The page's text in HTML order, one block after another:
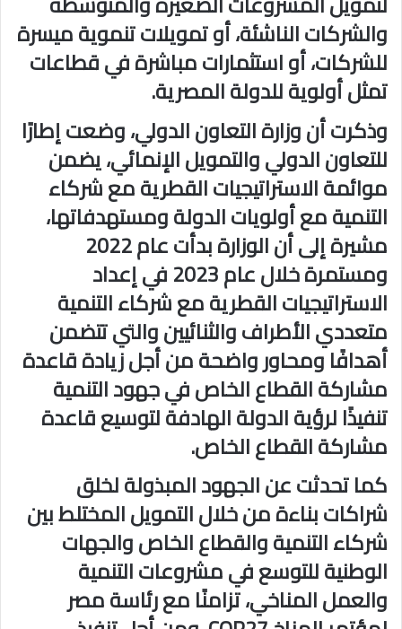
والشركات الناشئة، أو تمويلات تنموية ميسرة
للشركات، أو استثمارات مباشرة في قطاعات
تمثل أولوية للدولة المصرية.
وذكرت أن وزارة التعاون الدولي، وضعت إطارًا
للتعاون الدولي والتمويل الإنمائي، يضمن
موائمة الاستراتيجيات القطرية مع شركاء
التنمية مع أولويات الدولة ومستهدفاتها،
مشيرة إلى أن الوزارة بدأت عام 2022
ومستمرة خلال عام 2023 في إعداد
الاستراتيجيات القطرية مع شركاء التنمية
متعددي الأطراف والثنائيين والتي تتضمن
أهدافًا ومحاور واضحة من أجل زيادة قاعدة
مشاركة القطاع الخاص في جهود التنمية
تنفيذًا لرؤية الدولة الهادفة لتوسيع قاعدة
مشاركة القطاع الخاص.
كما تحدثت عن الجهود المبذولة لخلق
شراكات بناءة من خلال التمويل المختلط بين
شركاء التنمية والقطاع الخاص والجهات
الوطنية للتوسع في مشروعات التنمية
والعمل المناخي، تزامنًا مع رئاسة مصر